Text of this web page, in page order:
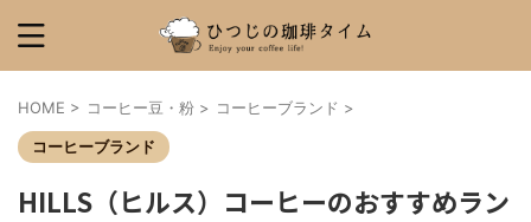
HOME > コーヒー豆・粉 > コーヒーブランド >
コーヒーブランド
HILLS（ヒルス）コーヒーのおすすめラン